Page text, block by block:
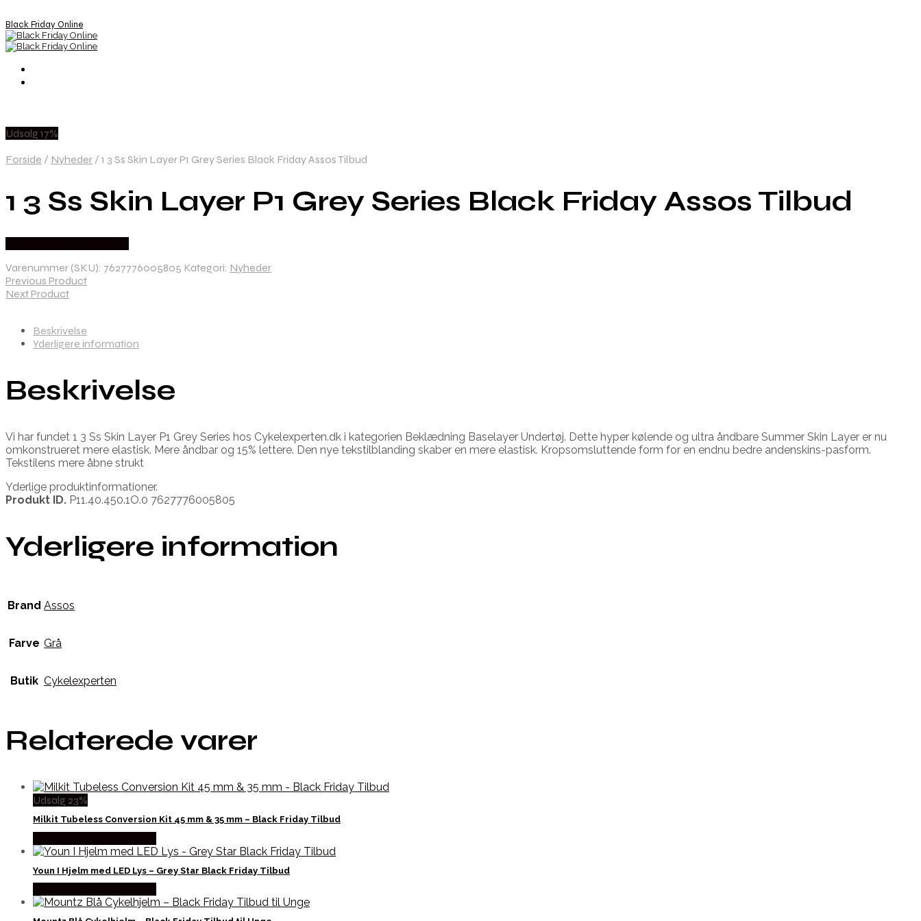
Black Friday Online
Udsalg 17%
Forside / Nyheder / 1 3 Ss Skin Layer P1 Grey Series Black Friday Assos Tilbud
1 3 Ss Skin Layer P1 Grey Series Black Friday Assos Tilbud
Varenummer (SKU): 7627776005805 Kategori: Nyheder
Previous Product
Next Product
Beskrivelse
Yderligere information
Beskrivelse
Vi har fundet 1 3 Ss Skin Layer P1 Grey Series hos Cykelexperten.dk i kategorien Beklædning Baselayer Undertøj. Dette hyper kølende og ultra åndbare Summer Skin Layer er nu
omkonstrueret mere elastisk. Mere åndbar og 15% lettere. Den nye tekstilblanding skaber en mere elastisk. Kropsomsluttende form for en endnu bedre andenskins-pasform.
Tekstilens mere åbne strukt
Yderlige produktinformationer.
Produkt ID. P11.40.450.1O.0 7627776005805
Yderligere information
Brand Assos
Farve Grå
Butik Cykelexperten
Relaterede varer
Udsalg 23%
Milkit Tubeless Conversion Kit 45 mm & 35 mm – Black Friday Tilbud
Youn I Hjelm med LED Lys – Grey Star Black Friday Tilbud